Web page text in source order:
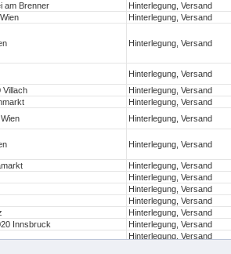
am Brenner Hinterlegung, Versand
Hinterlegung, Versand
Hinterlegung, Versand
Hinterlegung, Versand
Villach Hinterlegung, Versand
Hinterlegung, Versand
Hinterlegung, Versand
Hinterlegung, Versand
Hinterlegung, Versand
Hinterlegung, Versand
Hinterlegung, Versand
Hinterlegung, Versand
Hinterlegung, Versand
Innsbruck Hinterlegung, Versand
Hinterlegung, Versand